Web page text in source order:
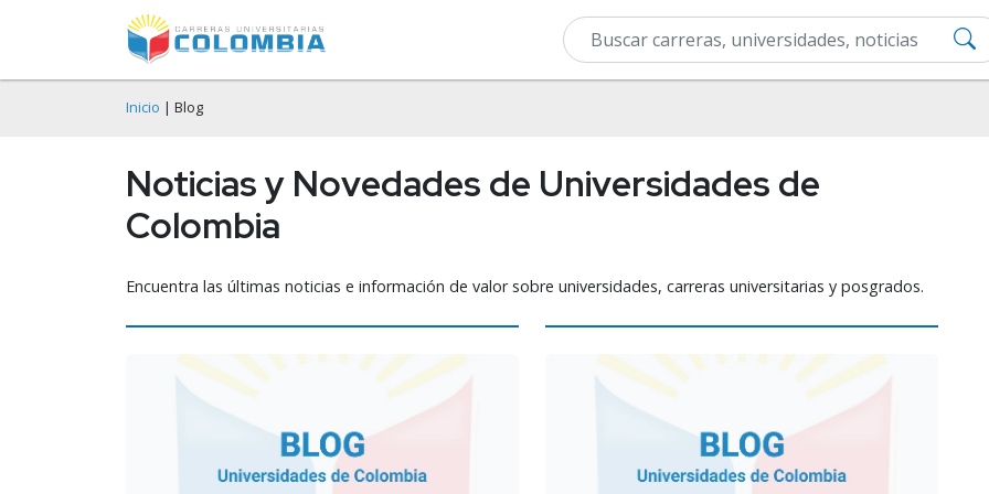
Inicio | Blog
Noticias y Novedades de Universidades de
Colombia
Encuentra las últimas noticias e información de valor sobre universidades, carreras universitarias y posgrados.